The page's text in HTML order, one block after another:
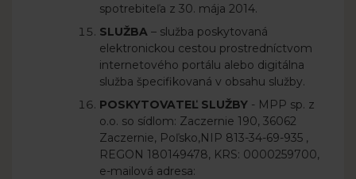
spotrebiteľa z 30. mája 2014.
SLUŽBA – služba poskytovaná
elektronickou cestou prostredníctvom
internetového portálu alebo digitálna
služba špecifikovaná v obsahu služby.
POSKYTOVATEĽ SLUŽBY - MPP sp. z
o.o. so sídlom: Zaczernie 190, 36062
Zaczernie, Poľsko,NIP 813-34-69-935 ,
REGON 180149478, KRS: 0000259700,
e-mailová adresa: